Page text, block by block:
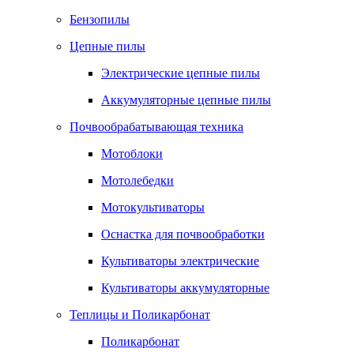
Бензопилы
Цепные пилы
Электрические цепные пилы
Аккумуляторные цепные пилы
Почвообрабатывающая техника
Мотоблоки
Мотолебедки
Мотокультиваторы
Оснастка для почвообработки
Культиваторы электрические
Культиваторы аккумуляторные
Теплицы и Поликарбонат
Поликарбонат